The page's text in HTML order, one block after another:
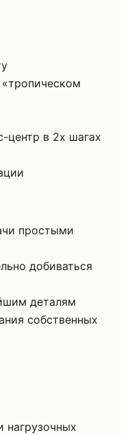
центр в 2х шагах
простыми
добиваться
деталям
собственных
нагрузочных